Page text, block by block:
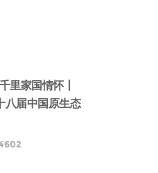
里家国情怀丨
八届中国原生态